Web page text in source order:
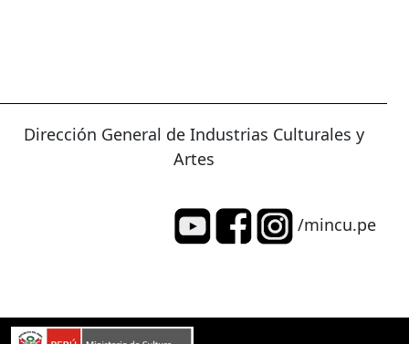
Dirección General de Industrias Culturales y
Artes
/mincu.pe